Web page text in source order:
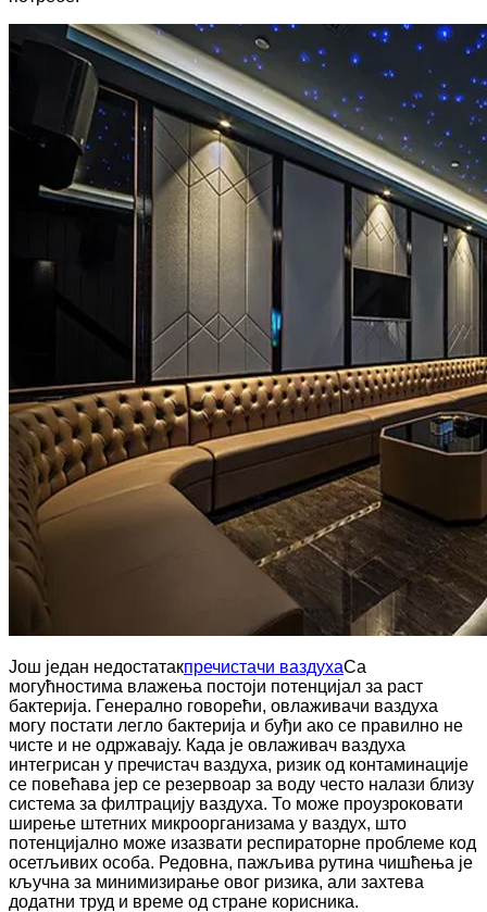
Још један недостатакпречистачи ваздухаСа
могућностима влажења постоји потенцијал за раст
бактерија. Генерално говорећи, овлаживачи ваздуха
могу постати легло бактерија и буђи ако се правилно не
чисте и не одржавају. Када је овлаживач ваздуха
интегрисан у пречистач ваздуха, ризик од контаминације
се повећава јер се резервоар за воду често налази близу
система за филтрацију ваздуха. То може проузроковати
ширење штетних микроорганизама у ваздух, што
потенцијално може изазвати респираторне проблеме код
осетљивих особа. Редовна, пажљива рутина чишћења је
кључна за минимизирање овог ризика, али захтева
додатни труд и време од стране корисника.